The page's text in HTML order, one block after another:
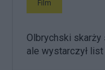
Film
Olbrychski skarży
ale wystarczył list